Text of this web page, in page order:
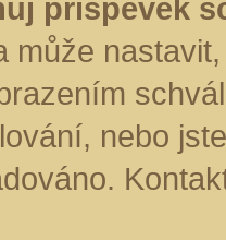
příspěvek
může
nebo